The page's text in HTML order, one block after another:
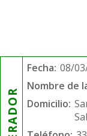
Fecha: 08/
Nombre de
Domicilio: